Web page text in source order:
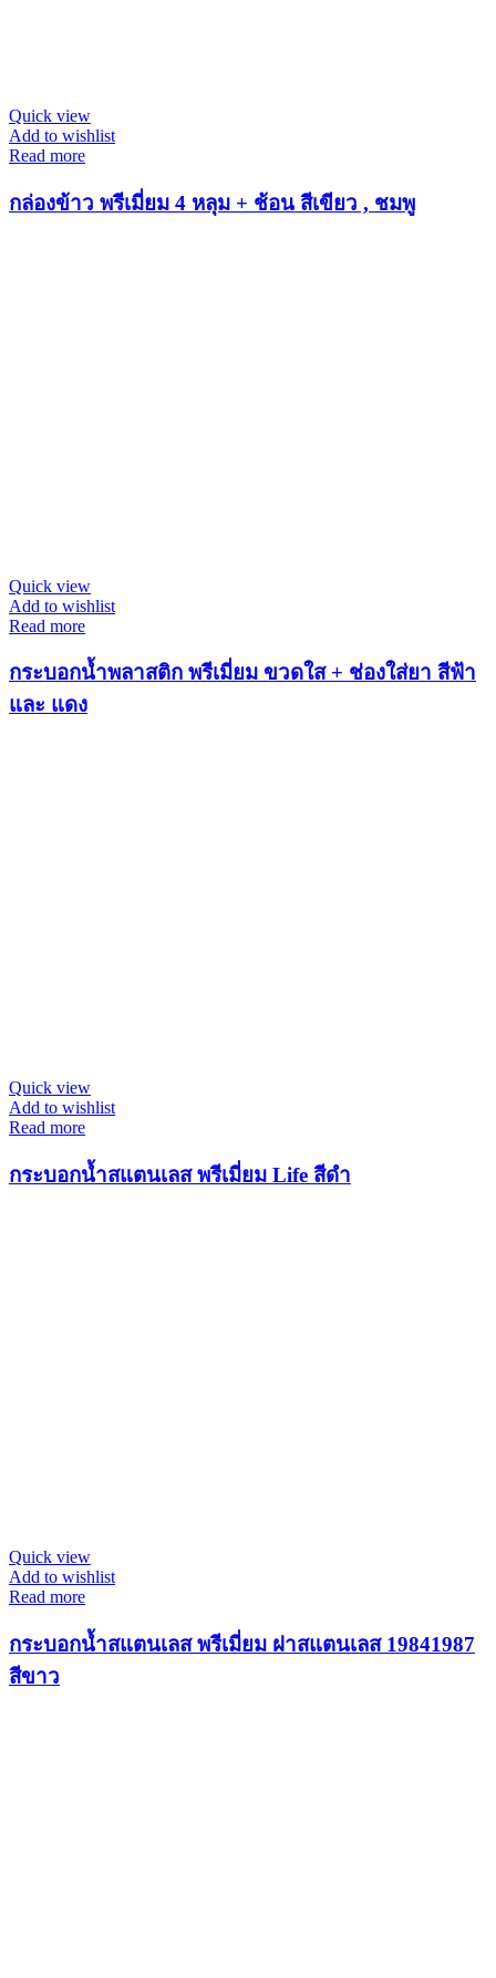
Quick view
Add to wishlist
Read more
กล่องข้าว พรีเมี่ยม 4 หลุม + ช้อน สีเขียว , ชมพู
Quick view
Add to wishlist
Read more
กระบอกน้ำพลาสติก พรีเมี่ยม ขวดใส + ช่องใส่ยา สีฟ้า
และ แดง
Quick view
Add to wishlist
Read more
กระบอกน้ำสแตนเลส พรีเมี่ยม Life สีดำ
Quick view
Add to wishlist
Read more
กระบอกน้ำสแตนเลส พรีเมี่ยม ฝาสแตนเลส 19841987
สีขาว